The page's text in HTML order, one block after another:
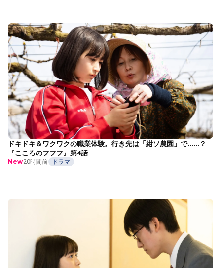
ドキドキ＆ワクワクの職業体験。行き先は「紺ソ農園」で……？
『こころのフフフ』第4話
New20時間前 ドラマ